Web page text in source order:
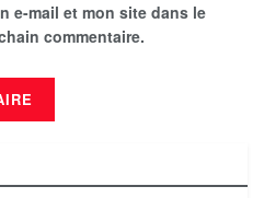
e-mail et mon site dans le
commentaire.